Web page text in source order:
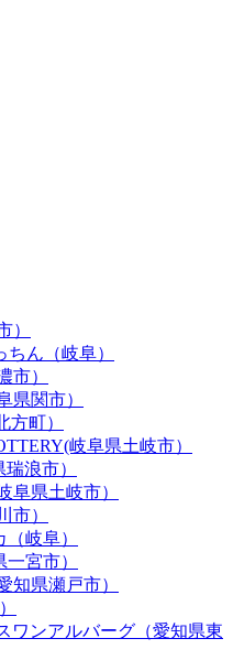
）
ん（岐阜）
市）
県関市）
方町）
岐阜県土岐市）
浪市）
阜県土岐市）
市）
岐阜）
宮市）
知県瀬戸市）
ワンアルバーグ（愛知県東